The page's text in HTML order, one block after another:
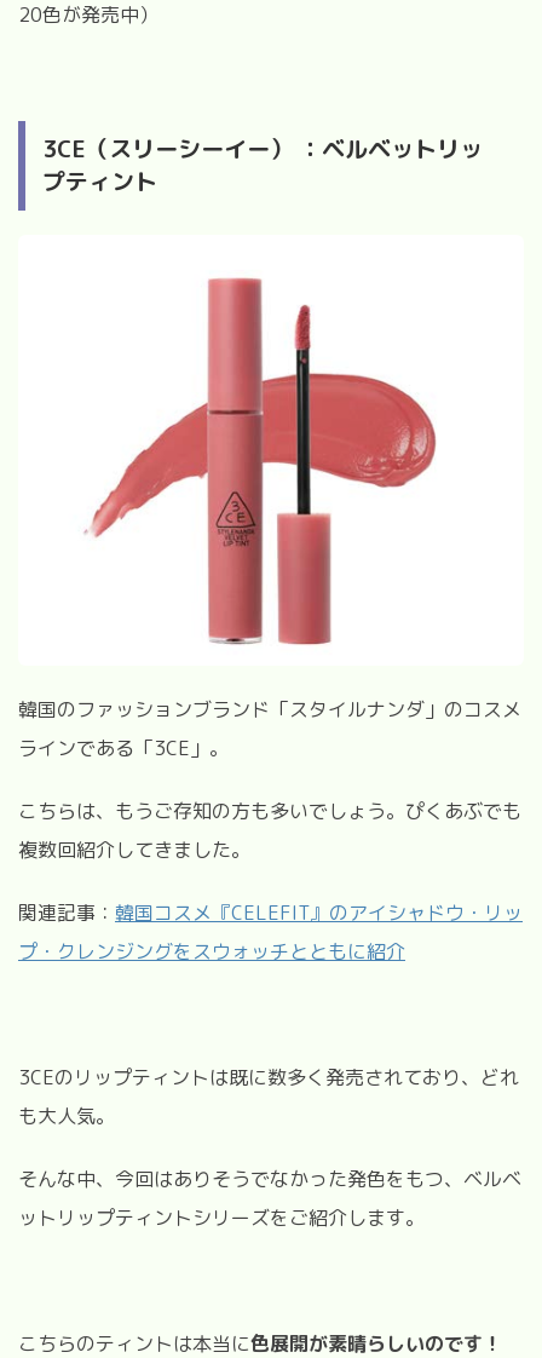
20色が発売中）
3CE（スリーシーイー） ：ベルベットリッ
プティント
韓国のファッションブランド「スタイルナンダ」のコスメ
ラインである「3CE」。
こちらは、もうご存知の方も多いでしょう。ぴくあぶでも
複数回紹介してきました。
関連記事： 韓国コスメ『CELEFIT』のアイシャドウ・リッ
プ・クレンジングをスウォッチとともに紹介
3CEのリップティントは既に数多く発売されており、どれ
も大人気。
そんな中、今回はありそうでなかった発色をもつ、ベルベ
ットリップティントシリーズをご紹介します。
こちらのティントは本当に色展開が素晴らしいのです！